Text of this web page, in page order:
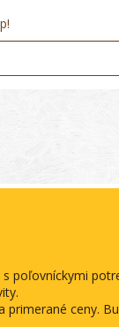
poľovníckymi
primerané ceny.